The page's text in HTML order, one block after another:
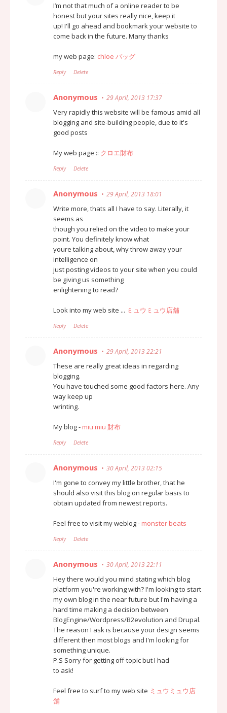
I’m not that much of a online reader to be
honest but your sites really nice, keep it
up! I'll go ahead and bookmark your website to
come back in the future. Many thanks
my web page: chloe バッグ
Reply Delete
Anonymous 29 April, 2013 17:37
Very rapidly this website will be famous amid all
blogging and site-building people, due to it's
good posts
My web page :: クロエ財布
Reply Delete
Anonymous 29 April, 2013 18:01
Write more, thats all I have to say. Literally, it
seems as
though you relied on the video to make your
point. You definitely know what
youre talking about, why throw away your
intelligence on
just posting videos to your site when you could
be giving us something
enlightening to read?
Look into my web site ... ミュウミュウ店舗
Reply Delete
Anonymous 29 April, 2013 22:21
These are really great ideas in regarding
blogging.
You have touched some good factors here. Any
way keep up
wrinting.
My blog - miu miu 財布
Reply Delete
Anonymous 30 April, 2013 02:15
I'm gone to convey my little brother, that he
should also visit this blog on regular basis to
obtain updated from newest reports.
Feel free to visit my weblog - monster beats
Reply Delete
Anonymous 30 April, 2013 22:11
Hey there would you mind stating which blog
platform you're working with? I'm looking to start
my own blog in the near future but I'm having a
hard time making a decision between
BlogEngine/Wordpress/B2evolution and Drupal.
The reason I ask is because your design seems
different then most blogs and I'm looking for
something unique.
P.S Sorry for getting off-topic but I had
to ask!
Feel free to surf to my web site ミュウミュウ店
舗